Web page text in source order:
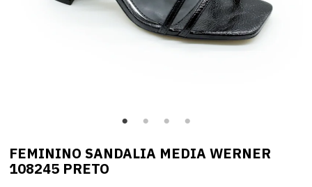
FEMININO SANDALIA MEDIA WERNER
108245 PRETO